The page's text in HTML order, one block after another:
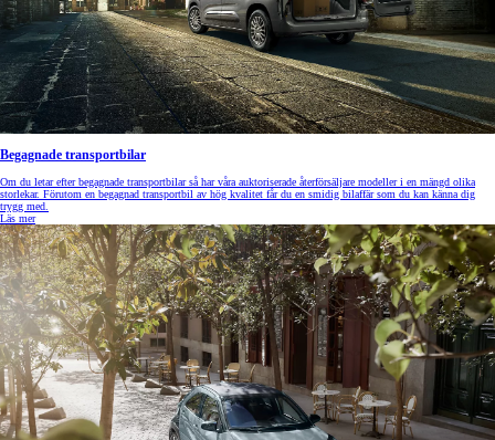
Begagnade transportbilar
Om du letar efter begagnade transportbilar så har våra auktoriserade återförsäljare modeller i en mängd olika
storlekar. Förutom en begagnad transportbil av hög kvalitet får du en smidig bilaffär som du kan känna dig
trygg med.
Läs mer